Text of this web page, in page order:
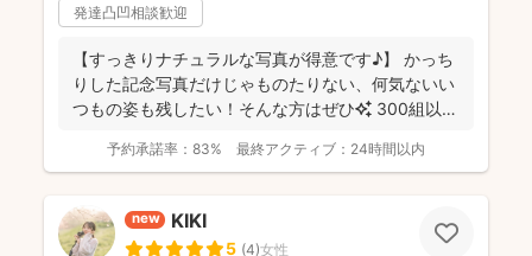
発達凸凹相談歓迎
【すっきりナチュラルな写真が得意です♪】 かっち
りした記念写真だけじゃものたりない、何気ないい
つもの姿も残したい！そんな方はぜひ✨️ 300組以上
予約承諾率： 83% 最終アクティブ： 24時間以内
new KIKI
5 (4)女性